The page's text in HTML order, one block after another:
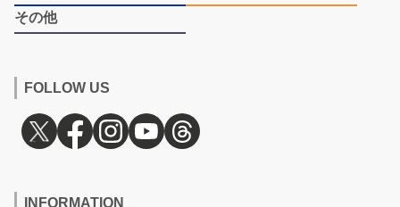
その他
FOLLOW US
INFORMATION